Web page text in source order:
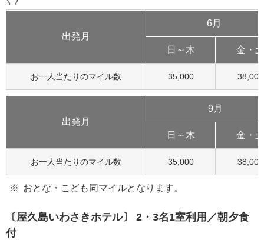
出発月
6月
日～木 金・土
お一人当たりのマイル数 35,000 38,000
出発月
9月
日～木 金・土
お一人当たりのマイル数 35,000 38,000
おとな・こども同マイルとなります。
〔屋久島いわさきホテル〕 2・3名1室利用／朝夕食
付